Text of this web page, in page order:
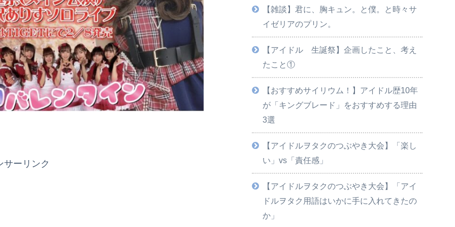
サーリンク
【雑談】君に、胸キュン。と僕。と時々サ
イゼリアのプリン。
【アイドル 生誕祭】企画したこと、考え
たこと①
【おすすめサイリウム！】アイドル歴10年
が「キングブレード」をおすすめする理由
3選
【アイドルヲタクのつぶやき大会】「楽し
い」vs「責任感」
【アイドルヲタクのつぶやき大会】「アイ
ドルヲタク用語はいかに手に入れてきたの
か」